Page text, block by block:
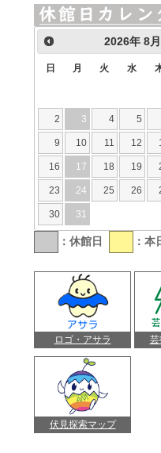
2026年8月
日 月 火 水
2 3 4 5
9 10 11 12
16 17 18 19
23 24 25 26
30 31
：休館日 ：本
ロゴ・アサラ 芸
伏見探索マップ